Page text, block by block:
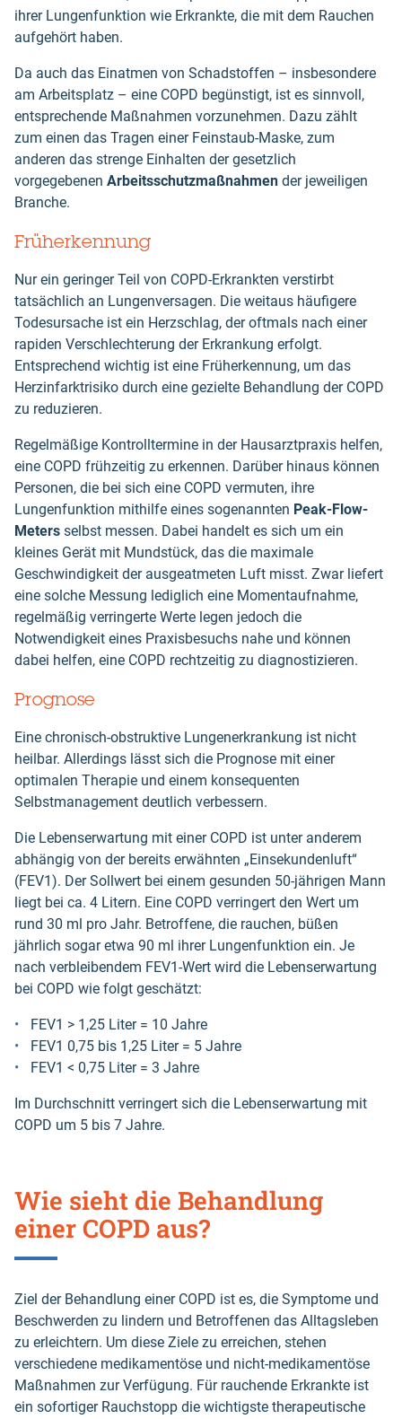
ihrer Lungenfunktion wie Erkrankte, die mit dem Rauchen
aufgehört haben.
Da auch das Einatmen von Schadstoffen – insbesondere
am Arbeitsplatz – eine COPD begünstigt, ist es sinnvoll,
entsprechende Maßnahmen vorzunehmen. Dazu zählt
zum einen das Tragen einer Feinstaub-Maske, zum
anderen das strenge Einhalten der gesetzlich
vorgegebenen Arbeitsschutzmaßnahmen der jeweiligen
Branche.
Früherkennung
Nur ein geringer Teil von COPD-Erkrankten verstirbt
tatsächlich an Lungenversagen. Die weitaus häufigere
Todesursache ist ein Herzschlag, der oftmals nach einer
rapiden Verschlechterung der Erkrankung erfolgt.
Entsprechend wichtig ist eine Früherkennung, um das
Herzinfarktrisiko durch eine gezielte Behandlung der COPD
zu reduzieren.
Regelmäßige Kontrolltermine in der Hausarztpraxis helfen,
eine COPD frühzeitig zu erkennen. Darüber hinaus können
Personen, die bei sich eine COPD vermuten, ihre
Lungenfunktion mithilfe eines sogenannten Peak-Flow-
Meters selbst messen. Dabei handelt es sich um ein
kleines Gerät mit Mundstück, das die maximale
Geschwindigkeit der ausgeatmeten Luft misst. Zwar liefert
eine solche Messung lediglich eine Momentaufnahme,
regelmäßig verringerte Werte legen jedoch die
Notwendigkeit eines Praxisbesuchs nahe und können
dabei helfen, eine COPD rechtzeitig zu diagnostizieren.
Prognose
Eine chronisch-obstruktive Lungenerkrankung ist nicht
heilbar. Allerdings lässt sich die Prognose mit einer
optimalen Therapie und einem konsequenten
Selbstmanagement deutlich verbessern.
Die Lebenserwartung mit einer COPD ist unter anderem
abhängig von der bereits erwähnten „Einsekundenluft“
(FEV1). Der Sollwert bei einem gesunden 50-jährigen Mann
liegt bei ca. 4 Litern. Eine COPD verringert den Wert um
rund 30 ml pro Jahr. Betroffene, die rauchen, büßen
jährlich sogar etwa 90 ml ihrer Lungenfunktion ein. Je
nach verbleibendem FEV1-Wert wird die Lebenserwartung
bei COPD wie folgt geschätzt:
FEV1 > 1,25 Liter = 10 Jahre
FEV1 0,75 bis 1,25 Liter = 5 Jahre
FEV1 < 0,75 Liter = 3 Jahre
Im Durchschnitt verringert sich die Lebenserwartung mit
COPD um 5 bis 7 Jahre.
Wie sieht die Behandlung
einer COPD aus?
Ziel der Behandlung einer COPD ist es, die Symptome und
Beschwerden zu lindern und Betroffenen das Alltagsleben
zu erleichtern. Um diese Ziele zu erreichen, stehen
verschiedene medikamentöse und nicht-medikamentöse
Maßnahmen zur Verfügung. Für rauchende Erkrankte ist
ein sofortiger Rauchstopp die wichtigste therapeutische